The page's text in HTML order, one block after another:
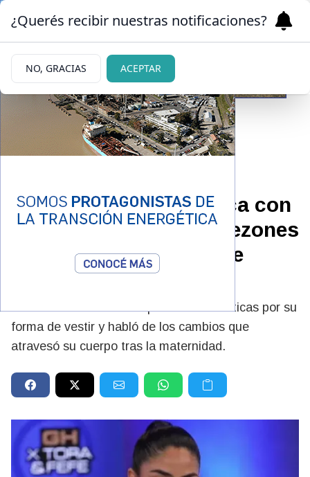
CONTROVERSIA | 03/07/2026
silencio tras la polémica con
Mica Viciconte: “Mis pezones
son más llamativos que
otros porque…”
La ex Gran Hermano respondió a las críticas por su
forma de vestir y habló de los cambios que
atravesó su cuerpo tras la maternidad.
¿Querés recibir nuestras notificaciones?
NO, GRACIAS ACEPTAR